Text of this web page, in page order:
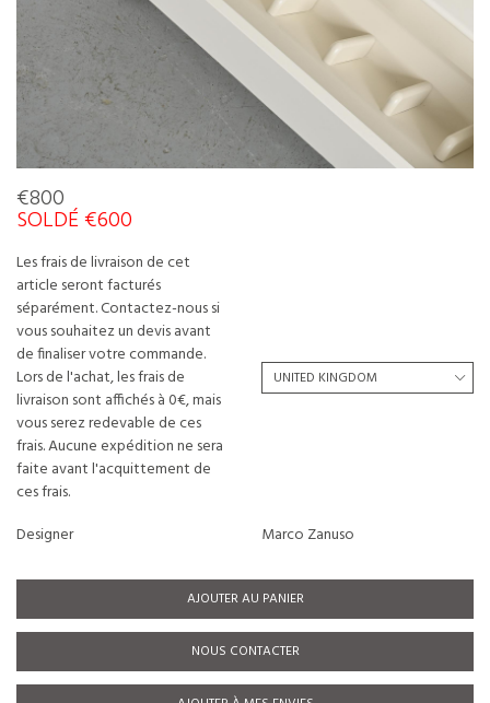
€800
SOLDÉ €600
Les frais de livraison de cet
article seront facturés
séparément. Contactez-nous si
vous souhaitez un devis avant
de finaliser votre commande.
Lors de l'achat, les frais de
livraison sont affichés à 0€, mais
vous serez redevable de ces
frais. Aucune expédition ne sera
faite avant l'acquittement de
ces frais.
Designer
Marco Zanuso
AJOUTER AU PANIER
NOUS CONTACTER